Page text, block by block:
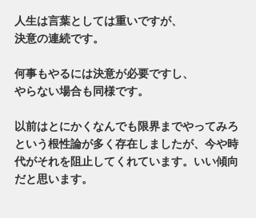
人生は言葉としては重いですが、
決意の連続です。
何事もやるには決意が必要ですし、
やらない場合も同様です。
以前はとにかくなんでも限界までやってみろ
という根性論が多く存在しましたが、今や時
代がそれを阻止してくれています。いい傾向
だと思います。